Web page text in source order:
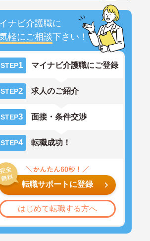
ナビ介護職に
軽にご相談下さい！
STEP1 マイナビ介護職にご登録
STEP2 求人のご紹介
STEP3 面接・条件交渉
STEP4 転職成功！
転職サポートに登録
はじめて転職する方へ